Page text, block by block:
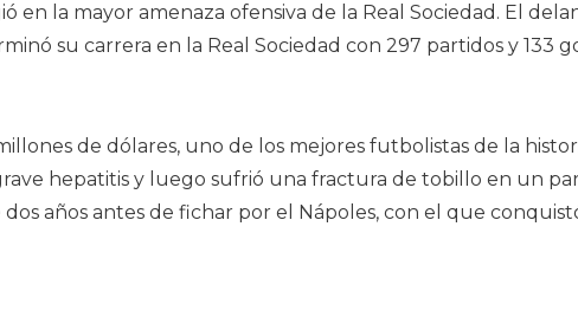
en la mayor amenaza ofensiva de la Real Sociedad. El
su carrera en la Real Sociedad con 297 partidos y 133
de dólares, uno de los mejores futbolistas de la
hepatitis y luego sufrió una fractura de tobillo en un
años antes de fichar por el Nápoles, con el que